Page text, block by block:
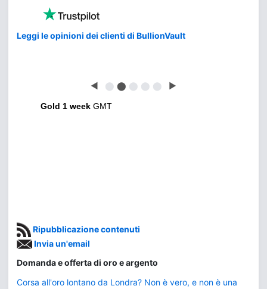
Leggi le opinioni dei clienti di BullionVault
◀ ⬤ ⬤ ⬤ ⬤ ⬤ ▶
Gold 1 week GMT
Ripubblicazione contenuti
Invia un'email
Domanda e offerta di oro e argento
Corsa all'oro lontano da Londra? Non è vero, e non è una